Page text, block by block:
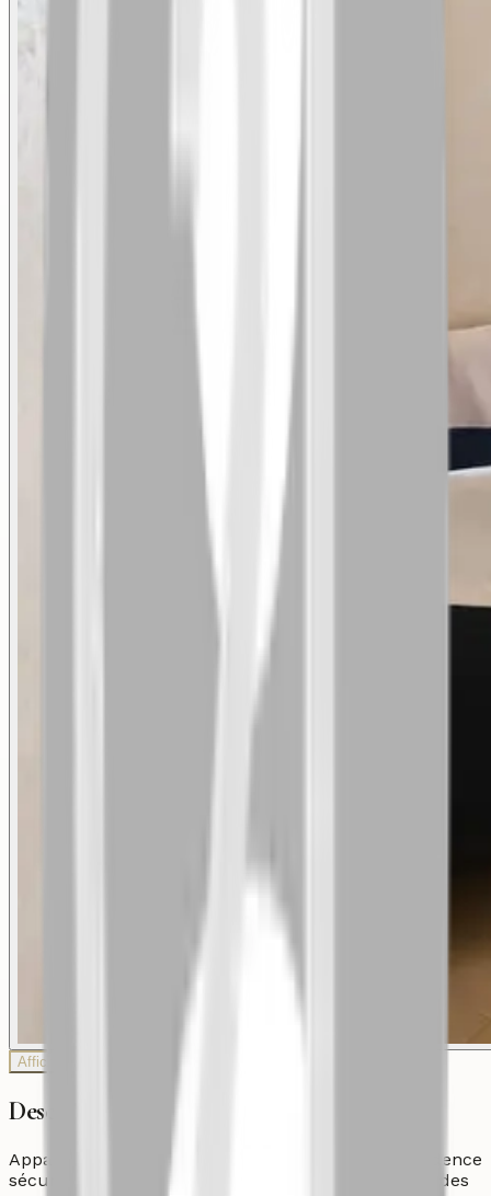
Afficher plus de photos
Description
Appartement d’environ 86 m², situé dans une résidence
sécurisée à Imi Ouaddar, à proximité de l’océan et des